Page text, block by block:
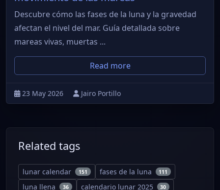
Descubre cómo las fases de la luna y la gravedad
afectan el nivel del mar. Guía detallada sobre
mareas vivas, muertas ...
Read more
23 May 2026 Jairo Portillo
Related tags
lunar calendar 151 fases de la luna 111
luna llena 36 calendario lunar 2025 30